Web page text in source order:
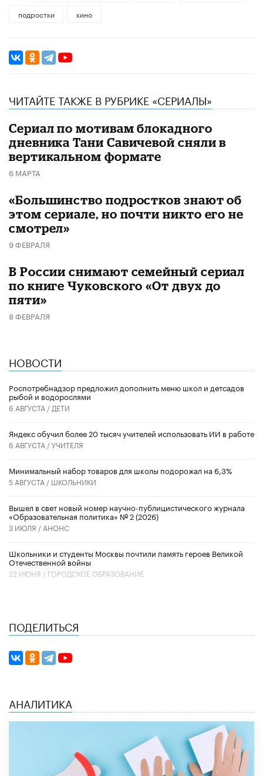
подростки
кино
ЧИТАЙТЕ ТАКЖЕ В РУБРИКЕ «СЕРИАЛЫ»
Сериал по мотивам блокадного
дневника Тани Савичевой сняли в
вертикальном формате
6 МАРТА
«Большинство подростков знают об
этом сериале, но почти никто его не
смотрел»
9 ФЕВРАЛЯ
В России снимают семейный сериал
по книге Чуковского «От двух до
пяти»
8 ФЕВРАЛЯ
НОВОСТИ
Роспотребнадзор предложил дополнить меню школ и детсадов
рыбой и водорослями
6 АВГУСТА / ДЕТИ
​Яндекс обучил более 20 тысяч учителей использовать ИИ в работе
6 АВГУСТА /УЧИТЕЛЯ
Минимальный набор товаров для школы подорожал на 6,3%
5 АВГУСТА / ШКОЛЬНИКИ
Вышел в свет новый номер научно-публицистического журнала
«Образовательная политика» № 2 (2026)
3 ИЮЛЯ / АНОНС
Школьники и студенты Москвы почтили память героев Великой
Отечественной войны
22 ИЮНЯ / ГОРОДСКОЕ ОБРАЗОВАНИЕ
ПОДЕЛИТЬСЯ
АНАЛИТИКА